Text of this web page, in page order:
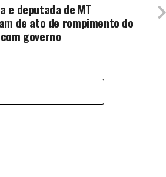
e deputada de MT
de ato de rompimento do
governo